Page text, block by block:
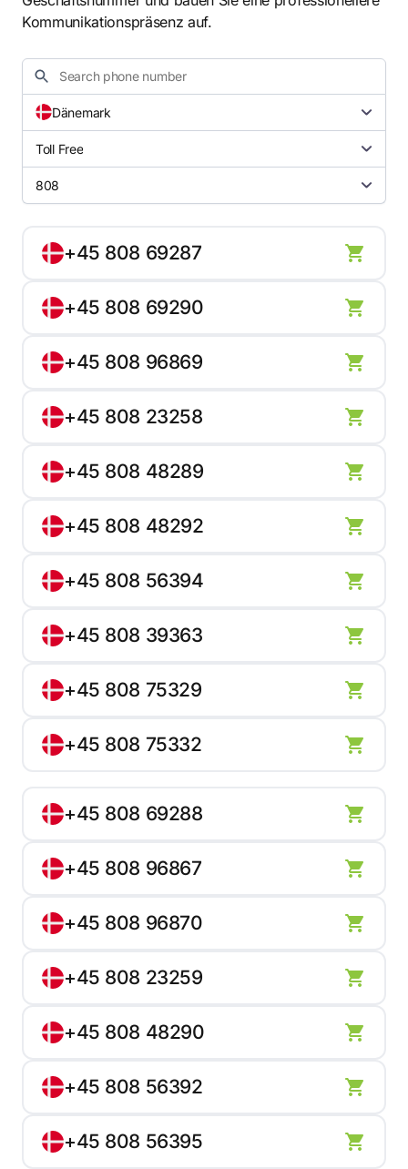
Kommunikationspräsenz auf.
Dänemark
Toll Free
808
+45 808 69287
+45 808 69290
+45 808 96869
+45 808 23258
+45 808 48289
+45 808 48292
+45 808 56394
+45 808 39363
+45 808 75329
+45 808 75332
+45 808 69288
+45 808 96867
+45 808 96870
+45 808 23259
+45 808 48290
+45 808 56392
+45 808 56395